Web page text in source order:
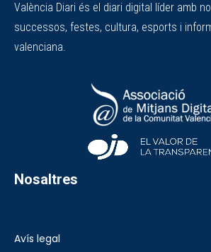
València Diari és el diari digital líder amb
successos, festes, cultura, esports i
valenciana.
Nosaltres
Avís legal